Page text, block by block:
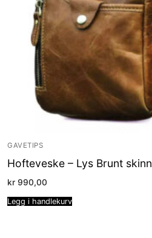
GAVETIPS
Hofteveske – Lys Brunt skinn
kr 990,00
Legg i handlekurv